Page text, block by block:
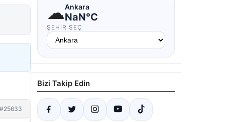
#25633
☁Ankara
NaN°C
ŞEHIR SEÇ
Bizi Takip Edin